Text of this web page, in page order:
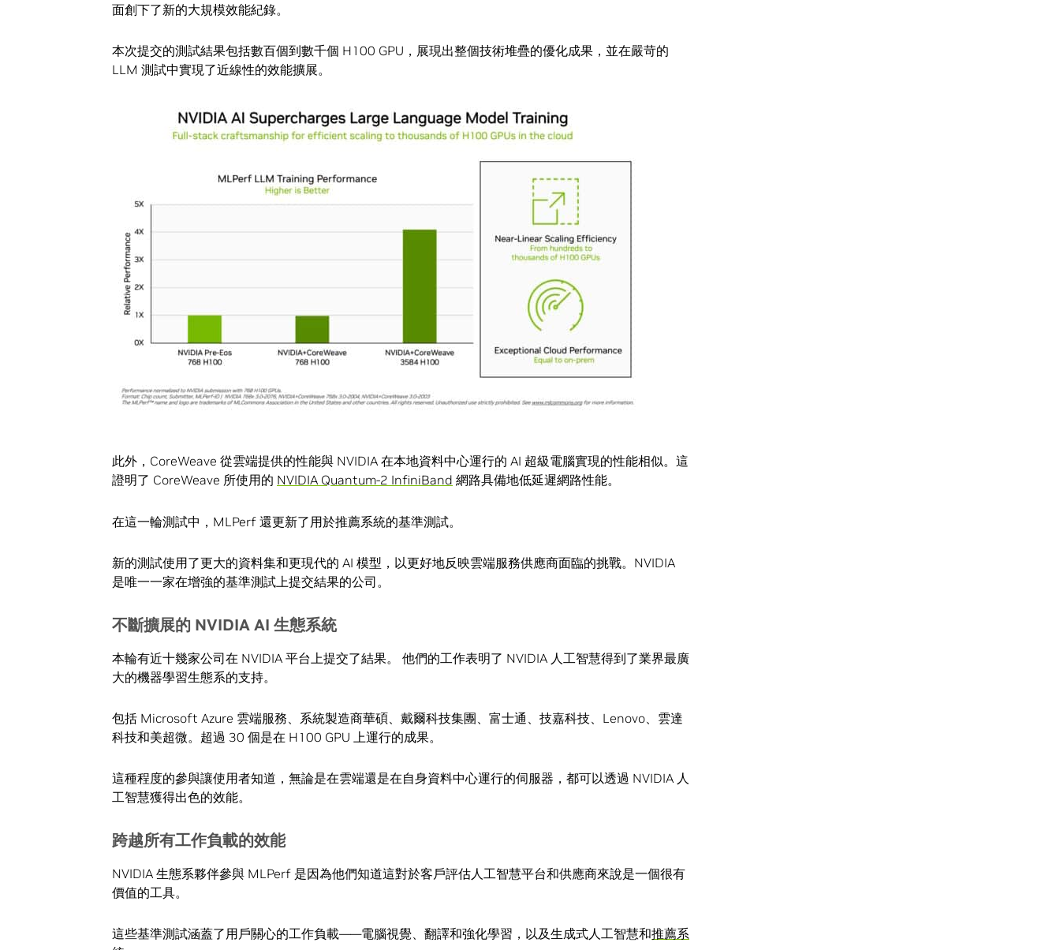
面創下了新的大規模效能紀錄。
本次提交的測試結果包括數百個到數千個 H100 GPU，展現出整個技術堆疊的優化成果，並在嚴苛的
LLM 測試中實現了近線性的效能擴展。
此外，CoreWeave 從雲端提供的性能與 NVIDIA 在本地資料中心運行的 AI 超級電腦實現的性能相似。這
證明了 CoreWeave 所使用的 NVIDIA Quantum-2 InfiniBand 網路具備地低延遲網路性能。
在這一輪測試中，MLPerf 還更新了用於推薦系統的基準測試。
新的測試使用了更大的資料集和更現代的 AI 模型，以更好地反映雲端服務供應商面臨的挑戰。NVIDIA
是唯一一家在增強的基準測試上提交結果的公司。
不斷擴展的 NVIDIA AI 生態系統
本輪有近十幾家公司在 NVIDIA 平台上提交了結果。 他們的工作表明了 NVIDIA 人工智慧得到了業界最廣
大的機器學習生態系的支持。
包括 Microsoft Azure 雲端服務、系統製造商華碩、戴爾科技集團、富士通、技嘉科技、Lenovo、雲達
科技和美超微。超過 30 個是在 H100 GPU 上運行的成果。
這種程度的參與讓使用者知道，無論是在雲端還是在自身資料中心運行的伺服器，都可以透過 NVIDIA 人
工智慧獲得出色的效能。
跨越所有工作負載的效能
NVIDIA 生態系夥伴參與 MLPerf 是因為他們知道這對於客戶評估人工智慧平台和供應商來說是一個很有
價值的工具。
這些基準測試涵蓋了用戶關心的工作負載——電腦視覺、翻譯和強化學習，以及生成式人工智慧和推薦系